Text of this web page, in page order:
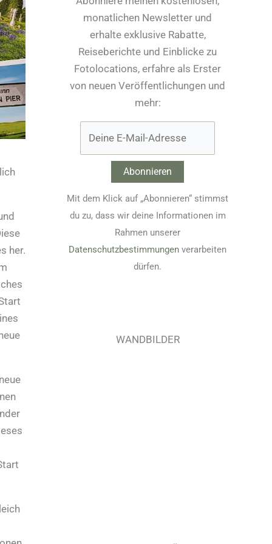
her.
monatlichen Newsletter und
erhalte exklusive Rabatte,
Reiseberichte und Einblicke zu
Fotolocations, erfahre als Erster
von neuen Veröffentlichungen und
mehr:
Mit dem Klick auf „Abonnieren“ stimmst
du zu, dass wir deine Informationen im
Rahmen unserer
Datenschutzbestimmungen verarbeiten
dürfen.
WANDBILDER